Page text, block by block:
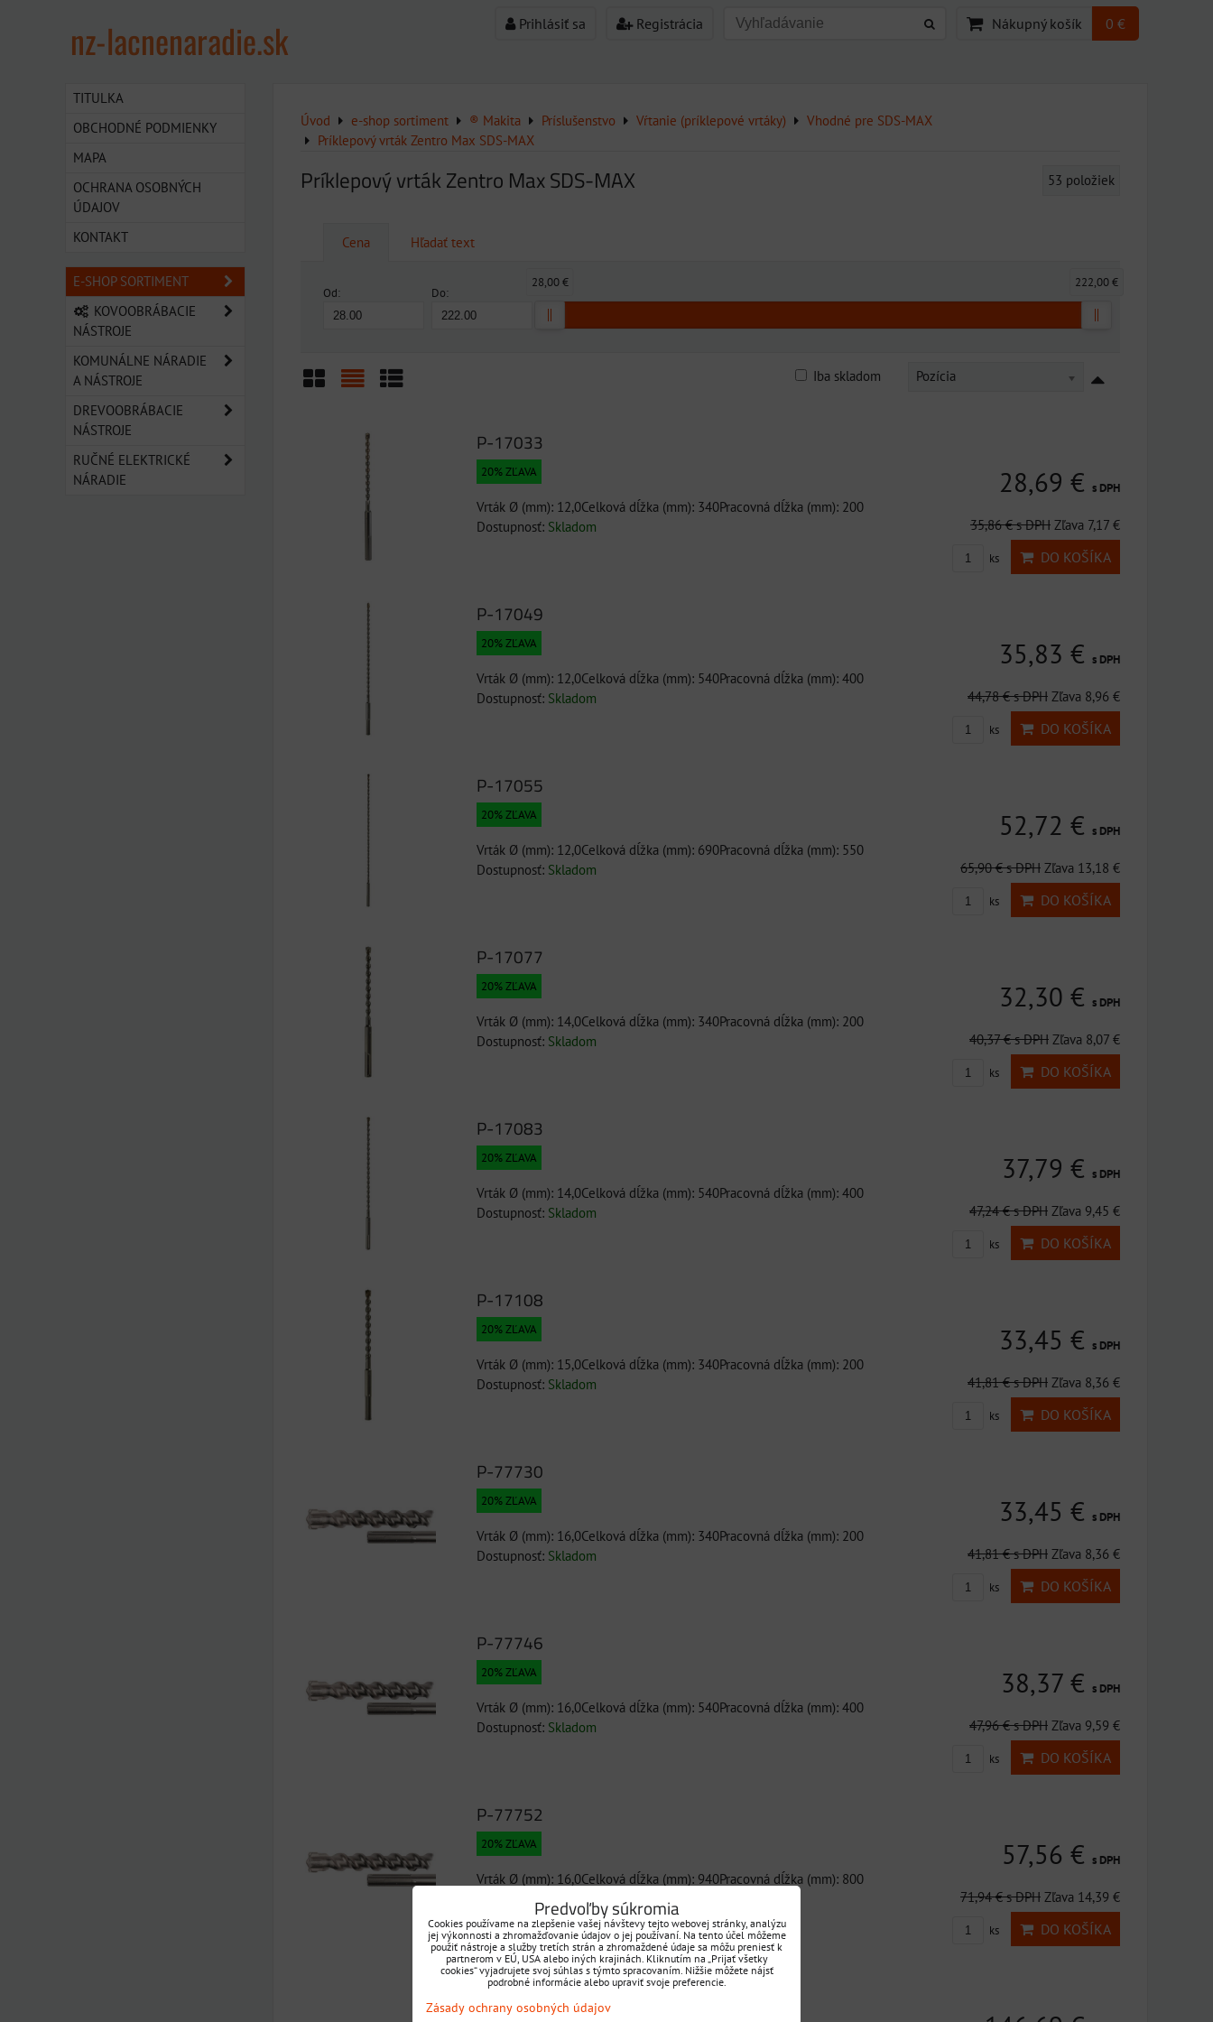
Prihlásiť sa Registrácia Nákupný košík 0 €
nz-lacnenaradie.sk
Úvod e-shop sortiment ® Makita Príslušenstvo Vŕtanie (príklepové vrtáky)
Vhodné pre SDS-MAX
Príklepový vrták Zentro Max SDS-MAX
Príklepový vrták Zentro Max SDS-MAX 53 položiek
Cena Hľadať text
Od: Do:
28,00 € 222,00 €
Pozícia
Iba skladom
P-17033
20% ZĽAVA
Vrták Ø (mm): 12,0Celková dĺžka (mm): 340Pracovná dĺžka (mm): 200
Dostupnosť: Skladom
28,69 € s DPH
35,86 €s DPH Zľava 7,17 €
ks DO KOŠÍKA
P-17049
20% ZĽAVA
Vrták Ø (mm): 12,0Celková dĺžka (mm): 540Pracovná dĺžka (mm): 400
Dostupnosť: Skladom
35,83 € s DPH
44,78 €s DPH Zľava 8,96 €
ks DO KOŠÍKA
P-17055
20% ZĽAVA
Vrták Ø (mm): 12,0Celková dĺžka (mm): 690Pracovná dĺžka (mm): 550
Dostupnosť: Skladom
52,72 € s DPH
65,90 €s DPH Zľava 13,18 €
ks DO KOŠÍKA
P-17077
20% ZĽAVA
Vrták Ø (mm): 14,0Celková dĺžka (mm): 340Pracovná dĺžka (mm): 200
Dostupnosť: Skladom
32,30 € s DPH
40,37 €s DPH Zľava 8,07 €
ks DO KOŠÍKA
P-17083
20% ZĽAVA
Vrták Ø (mm): 14,0Celková dĺžka (mm): 540Pracovná dĺžka (mm): 400
Dostupnosť: Skladom
37,79 € s DPH
47,24 €s DPH Zľava 9,45 €
ks DO KOŠÍKA
P-17108
20% ZĽAVA
Vrták Ø (mm): 15,0Celková dĺžka (mm): 340Pracovná dĺžka (mm): 200
Dostupnosť: Skladom
33,45 € s DPH
41,81 €s DPH Zľava 8,36 €
ks DO KOŠÍKA
P-77730
20% ZĽAVA
Vrták Ø (mm): 16,0Celková dĺžka (mm): 340Pracovná dĺžka (mm): 200
Dostupnosť: Skladom
33,45 € s DPH
41,81 €s DPH Zľava 8,36 €
ks DO KOŠÍKA
P-77746
20% ZĽAVA
Vrták Ø (mm): 16,0Celková dĺžka (mm): 540Pracovná dĺžka (mm): 400
Dostupnosť: Skladom
38,37 € s DPH
47,96 €s DPH Zľava 9,59 €
ks DO KOŠÍKA
P-77752
20% ZĽAVA
Vrták Ø (mm): 16,0Celková dĺžka (mm): 940Pracovná dĺžka (mm): 800
Dostupnosť:
Skladom
57,56 € s DPH
71,94 €s DPH Zľava 14,39 €
ks DO KOŠÍKA
P-77768
20% ZĽAVA
TITULKA
OBCHODNÉ PODMIENKY
MAPA
OCHRANA OSOBNÝCH
ÚDAJOV
KONTAKT
E-SHOP SORTIMENT
KOVOOBRÁBACIE
NÁSTROJE
KOMUNÁLNE NÁRADIE
A NÁSTROJE
DREVOOBRÁBACIE
NÁSTROJE
RUČNÉ ELEKTRICKÉ
NÁRADIE
Predvoľby súkromia
Cookies používame na zlepšenie vašej návštevy tejto webovej stránky, analýzu
jej výkonnosti a zhromažďovanie údajov o jej používaní. Na tento účel môžeme
použiť nástroje a služby tretích strán a zhromaždené údaje sa môžu preniesť k
partnerom v EÚ, USA alebo iných krajinách. Kliknutím na „Prijať všetky
cookies“ vyjadrujete svoj súhlas s týmto spracovaním. Nižšie môžete nájsť
podrobné informácie alebo upraviť svoje preferencie.
Zásady ochrany osobných údajov